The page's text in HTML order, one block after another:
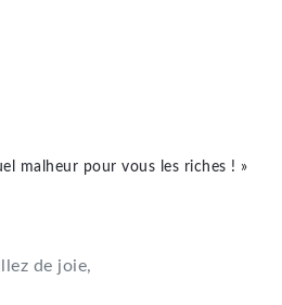
malheur pour vous les riches ! »
de joie,